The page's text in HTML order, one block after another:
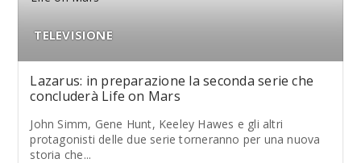
TELEVISIONE
Lazarus: in preparazione la seconda serie che
concluderà Life on Mars
John Simm, Gene Hunt, Keeley Hawes e gli altri
protagonisti delle due serie torneranno per una nuova
storia che...